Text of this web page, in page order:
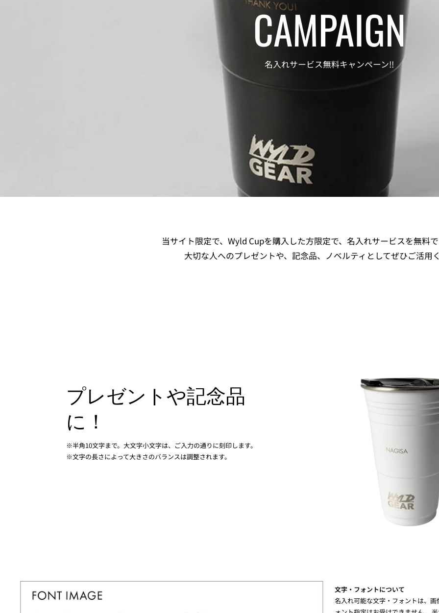
CAMPAIGN
名入れサービス無料キャンペーン!!
当サイト限定で、Wyld Cupを購入した方限定で、名入れサービスを無料
大切な人へのプレゼントや、記念品、ノベルティとしてぜひご活用
プレゼントや記念品
に！
※半角10文字まで。大文字小文字は、ご入力の通りに刻印します。
※文字の長さによって大きさのバランスは調整されます。
文字・フォントについて
名入れ可能な文字・フォントは、